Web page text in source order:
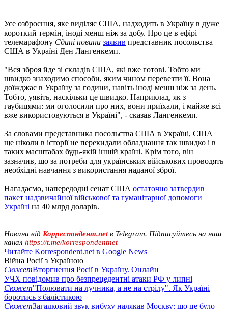
Усе озброєння, яке виділяє США, надходить в Україну в дуже
короткий термін, іноді менш ніж за добу. Про це в ефірі
телемарафону Єдині новини заявив представник посольства
США в Україні Ден Лангенкемп.
"Вся зброя йде зі складів США, які вже готові. Тобто ми
швидко знаходимо способи, яким чином перевезти її. Вона
доїжджає в Україну за години, навіть іноді менш ніж за день.
Тобто, уявіть, наскільки це швидко. Наприклад, як з
гаубицями: ми оголосили про них, вони приїхали, і майже всі
вже використовуються в Україні", - сказав Лангенкемп.
За словами представника посольства США в Україні, США
ще ніколи в історії не перекидали обладнання так швидко і в
таких масштабах будь-якій іншій країні. Крім того, він
зазначив, що за потреби для українських військових проводять
необхідні навчання з використання наданої зброї.
Нагадаємо, напередодні сенат США остаточно затвердив
пакет надзвичайної військової та гуманітарної допомоги
Україні на 40 млрд доларів.
Новини від Корреспондент.netв Telegram. Підписуйтесь на наш
канал https://t.me/korrespondentnet
Читайте Korrespondent.net в Google News
Війна Росії з Україною
СюжетВторгнення Росії в Україну. Онлайн
УЧХ повідомив про безпрецедентні атаки РФ у липні
Сюжет"Полювати на лучника, а не на стрілу". Як Україні
боротись з балістикою
СюжетЗагадковий звук вибуху налякав Москву: що це було